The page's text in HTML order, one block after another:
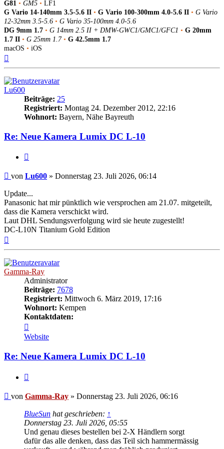
G81 • GM5 • LF1
G Vario 14-140mm 3.5-5.6 II • G Vario 100-300mm 4.0-5.6 II • G Vario
12-32mm 3.5-5.6 • G Vario 35-100mm 4.0-5.6
DG 9mm 1.7 • G 14mm 2.5 II + DMW-GWC1/GMC1/GFC1 • G 20mm
1.7 II • G 25mm 1.7 • G 42.5mm 1.7
macOS • iOS
Lu600
Beiträge: 25
Registriert: Montag 24. Dezember 2012, 22:16
Wohnort: Bayern, Nähe Bayreuth
Re: Neue Kamera Lumix DC L-10
Beitrag
von Lu600 » Donnerstag 23. Juli 2026, 06:14
Update...
Panasonic hat mir pünktlich wie versprochen am 21.07. mitgeteilt,
dass die Kamera verschickt wird.
Laut DHL Sendungsverfolgung wird sie heute zugestellt!
DC-L10N Titanium Gold Edition
Gamma-Ray
Administrator
Beiträge: 7678
Registriert: Mittwoch 6. März 2019, 17:16
Wohnort: Kempen
Kontaktdaten:
von
Gamma-
Website
Re: Neue Kamera Lumix DC L-10
Beitrag
von Gamma-Ray » Donnerstag 23. Juli 2026, 06:16
BlueSun hat geschrieben: ↑
Donnerstag 23. Juli 2026, 05:55
Und genau dieses bestellen bei 2-X Händlern sorgt
dafür das alle denken, dass das Teil sich hammermässig